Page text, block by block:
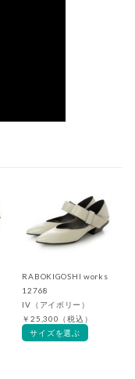
RABOKIGOSHI works
12768
IV（アイボリー）
￥25,300（税込）
サイズを選ぶ